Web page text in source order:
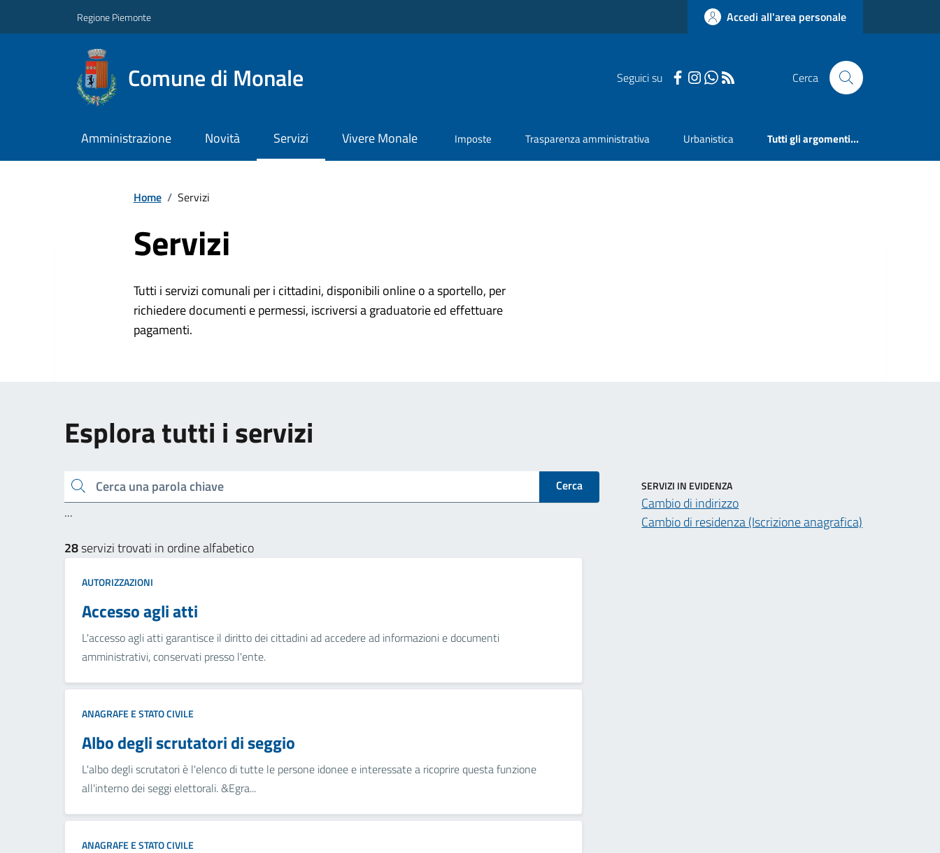
Regione Piemonte Accedi all'area personale
Comune di Monale Seguici su Cerca
Amministrazione Novità Servizi Vivere Monale Imposte Trasparenza amministrativa Urbanistica Tutti gli argomenti...
Home / Servizi
Servizi
Tutti i servizi comunali per i cittadini, disponibili online o a sportello, per
richiedere documenti e permessi, iscriversi a graduatorie ed effettuare
pagamenti.
Esplora tutti i servizi
Cerca una parola chiave Cerca
...
28servizi trovati in ordine alfabetico
AUTORIZZAZIONI
Accesso agli atti
L'accesso agli atti garantisce il diritto dei cittadini ad accedere ad informazioni e documenti
amministrativi, conservati presso l'ente.
ANAGRAFE E STATO CIVILE
Albo degli scrutatori di seggio
L'albo degli scrutatori è l'elenco di tutte le persone idonee e interessate a ricoprire questa funzione
all'interno dei seggi elettorali. &Egra...
ANAGRAFE E STATO CIVILE
SERVIZI IN EVIDENZA
Cambio di indirizzo
Cambio di residenza (Iscrizione anagrafica)